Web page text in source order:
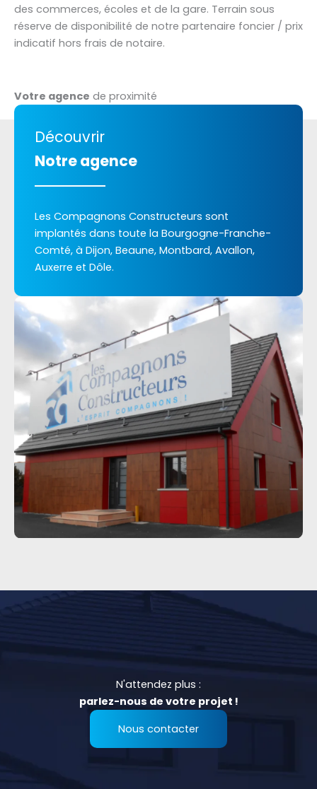
des commerces, écoles et de la gare. Terrain sous
réserve de disponibilité de notre partenaire foncier / prix
indicatif hors frais de notaire.
Votre agence de proximité
Découvrir
Notre agence
Les Compagnons Constructeurs sont
implantés dans toute la Bourgogne-Franche-
Comté, à Dijon, Beaune, Montbard, Avallon,
Auxerre et Dôle.
N'attendez plus :
parlez-nous de votre projet !
Nous contacter